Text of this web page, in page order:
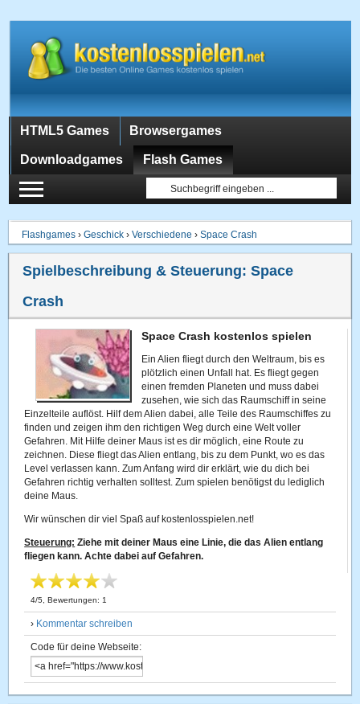
HTML5 Games Browsergames
Downloadgames Flash Games
Flashgames ›Geschick ›Verschiedene ›Space Crash
Spielbeschreibung & Steuerung:Space
Crash
Space Crash kostenlos spielen
Ein Alien fliegt durch den Weltraum, bis es
plötzlich einen Unfall hat. Es fliegt gegen
einen fremden Planeten und muss dabei
zusehen, wie sich das Raumschiff in seine
Einzelteile auflöst. Hilf dem Alien dabei, alle Teile des Raumschiffes zu
finden und zeigen ihm den richtigen Weg durch eine Welt voller
Gefahren. Mit Hilfe deiner Maus ist es dir möglich, eine Route zu
zeichnen. Diese fliegt das Alien entlang, bis zu dem Punkt, wo es das
Level verlassen kann. Zum Anfang wird dir erklärt, wie du dich bei
Gefahren richtig verhalten solltest. Zum spielen benötigst du lediglich
deine Maus.
Wir wünschen dir viel Spaß auf kostenlosspielen.net!
Steuerung: Ziehe mit deiner Maus eine Linie, die das Alien entlang
fliegen kann. Achte dabei auf Gefahren.
4/5 , Bewertungen: 1
› Kommentar schreiben
Code für deine Webseite: